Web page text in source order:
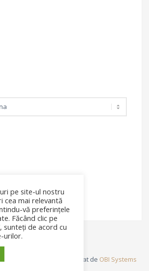
reserved ® - Site dezvoltat de OBI Systems
pe site-ul nostru
cea mai relevantă
vă preferințele
Făcând clic pe
sunteți de acord cu
urilor.